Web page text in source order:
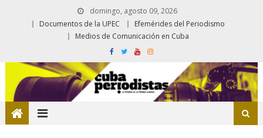
domingo, agosto 09, 2026
Documentos de la UPEC
Efemérides del Periodismo
Medios de Comunicación en Cuba